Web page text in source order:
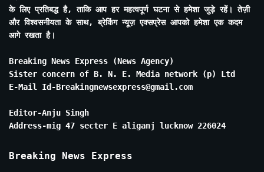
के लिए प्रतिबद्ध है, ताकि आप हर महत्वपूर्ण घटना से हमेशा जुड़े रहें। तेज़ी
और विश्वसनीयता के साथ, ब्रेकिंग न्यूज़ एक्सप्रेस आपको हमेशा एक कदम
आगे रखता है।
Breaking News Express (News Agency)
Sister concern of B. N. E. Media network (p) Ltd
E-Mail Id-Breakingnewsexpress@gmail.com
Editor-Anju Singh
Address-mig 47 secter E aliganj lucknow 226024
Breaking News Express